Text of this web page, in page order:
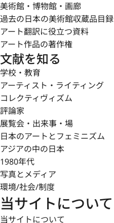
美術館・博物館・画廊
過去の日本の美術館収蔵品目録
アート翻訳に役立つ資料
アート作品の著作権
文献を知る
学校・教育
アーティスト・ライティング
コレクティヴィズム
評論家
展覧会・出来事・場
日本のアートとフェミニズム
アジアの中の日本
1980年代
写真とメディア
環境/社会/制度
当サイトについて
当サイトについて